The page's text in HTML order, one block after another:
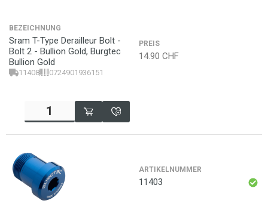
BEZEICHNUNG
Sram T-Type Derailleur Bolt -
Bolt 2 - Bullion Gold, Burgtec
Bullion Gold
11408 0724901936151
PREIS
14.90 CHF
ARTIKELNUMMER
11403